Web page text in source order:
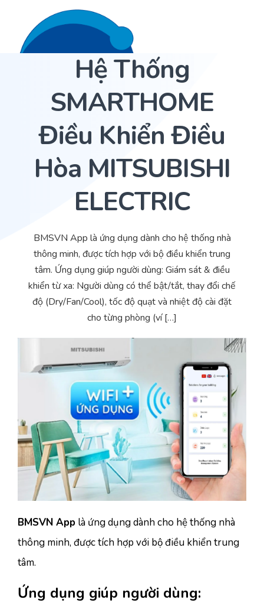
Giới thiệu
Dịch Vụ
Cảm biến ACI
Nhà phân phối cảm biến
Cung cấp giải pháp quản lý cho toà nhà (BMS)
Bảo trì – Bảo dưỡng hệ thống
Tư vấn – Thiết kế – Cung cấp thiết bị HVAC
Thi công – Lắp đặt hệ thống HVAC
Sản phẩm
Yêu cầu báo giá
Liên hệ 24/7
Hệ Thống
SMARTHOME
Điều Khiển Điều
Hòa MITSUBISHI
ELECTRIC
BMSVN App là ứng dụng dành cho hệ thống nhà
thông minh, được tích hợp với bộ điều khiển trung
tâm. Ứng dụng giúp người dùng: Giám sát & điều
khiển từ xa: Người dùng có thể bật/tắt, thay đổi chế
độ (Dry/Fan/Cool), tốc độ quạt và nhiệt độ cài đặt
cho từng phòng (ví […]
BMSVN App là ứng dụng dành cho hệ thống nhà
thông minh, được tích hợp với bộ điều khiển trung
tâm.
Ứng dụng giúp người dùng: